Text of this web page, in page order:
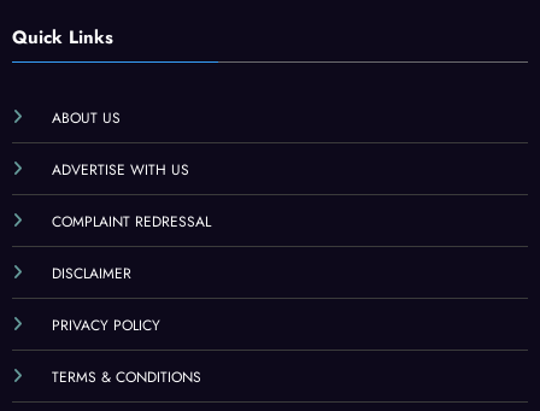
Quick Links
ABOUT US
ADVERTISE WITH US
COMPLAINT REDRESSAL
DISCLAIMER
PRIVACY POLICY
TERMS & CONDITIONS